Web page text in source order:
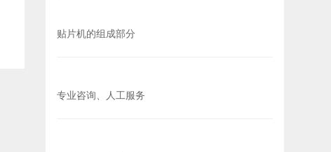
贴片机的组成部分
专业咨询、人工服务